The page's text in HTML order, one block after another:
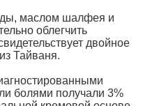
маслом шалфея и
облегчить
двойное
Тайваня.
болями получали 3%